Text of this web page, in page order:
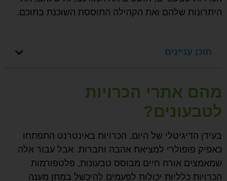
היתרונות שלהם ואת הקהילה התוססת השוכנת בתוכם.
תוכן עניינים
מהם אתרי הכרויות
לטבעונים?
בעידן הדיגיטלי של היום, הכרויות באינטרנט התפתחו
כאפיק פופולרי למציאת אהבה וחברות. אבל עבור אלה
שמאמצים אורח חיים מבוסס טבעונות, פלטפורמות
הכרויות כלליות יכולות לפעמים להיכשל במתן מענה